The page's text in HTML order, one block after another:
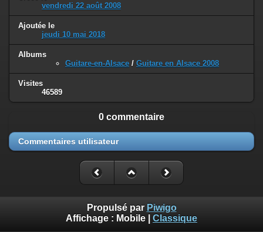
vendredi 22 août 2008
Ajoutée le
jeudi 10 mai 2018
Albums
Guitare-en-Alsace / Guitare en Alsace 2008
Visites
46589
0 commentaire
Commentaires utilisateur
Propulsé par Piwigo
Affichage : Mobile Classique